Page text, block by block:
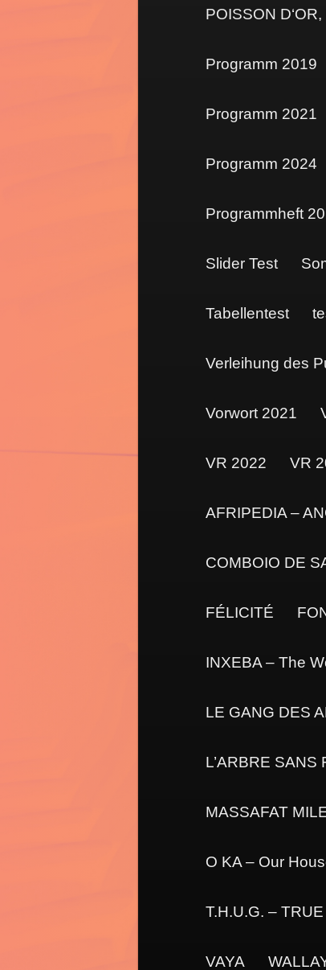
POISSON
Programm 2019
Programm 2021
Programm 2024
Programmheft
Slider Test
Tabellentest
Verleihung des
Vorwort 2021
VR 2022 VR
AFRIPEDIA –
COMBOIO DE
FÉLICITÉ
INXEBA – The
LE GANG DES
L’ARBRE SANS
MASSAFAT
O KA – Our
T.H.U.G. –
VAYA